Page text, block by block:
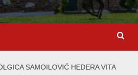
SAMOILOVIĆ HEDERA VITA